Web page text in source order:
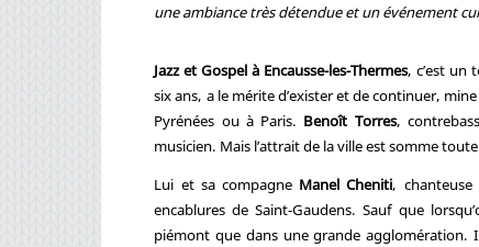
une ambiance très détendue et un événement
Jazz et Gospel à Encausse-les-Thermes, c’est un
six ans, a le mérite d’exister et de continuer,
Pyrénées ou à Paris. Benoît Torres,
musicien. Mais l’attrait de la ville est somme
Lui et sa compagne Manel Cheniti,
encablures de Saint-Gaudens. Sauf que
piémont que dans une grande agglomération.